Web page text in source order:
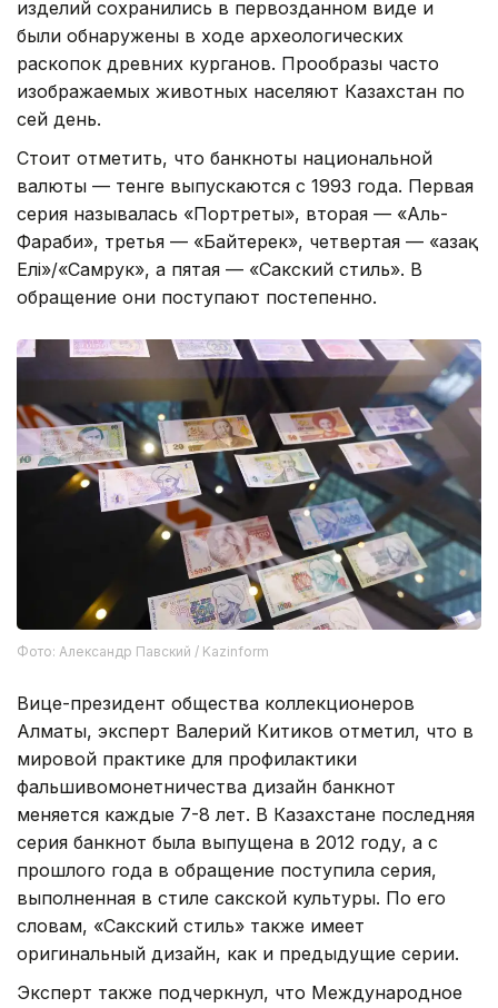
изделий сохранились в первозданном виде и
были обнаружены в ходе археологических
раскопок древних курганов. Прообразы часто
изображаемых животных населяют Казахстан по
сей день.
Стоит отметить, что банкноты национальной
валюты — тенге выпускаются с 1993 года. Первая
серия называлась «Портреты», вторая — «Аль-
Фараби», третья — «Байтерек», четвертая — «Қазақ
Елі»/«Самрук», а пятая — «Сакский стиль». В
обращение они поступают постепенно.
Фото: Александр Павский / Kazinform
Вице-президент общества коллекционеров
Алматы, эксперт Валерий Китиков отметил, что в
мировой практике для профилактики
фальшивомонетничества дизайн банкнот
меняется каждые 7-8 лет. В Казахстане последняя
серия банкнот была выпущена в 2012 году, а с
прошлого года в обращение поступила серия,
выполненная в стиле сакской культуры. По его
словам, «Сакский стиль» также имеет
оригинальный дизайн, как и предыдущие серии.
Эксперт также подчеркнул, что Международное